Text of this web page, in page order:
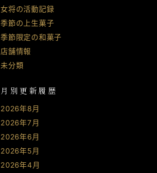
女将の活動記録
季節の上生菓子
季節限定の和菓子
店舗情報
未分類
月別更新履歴
2026年8月
2026年7月
2026年6月
2026年5月
2026年4月